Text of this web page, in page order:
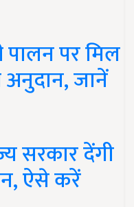
पर मिल
अनुदान, जानें
सरकार देंगी
ऐसे करें